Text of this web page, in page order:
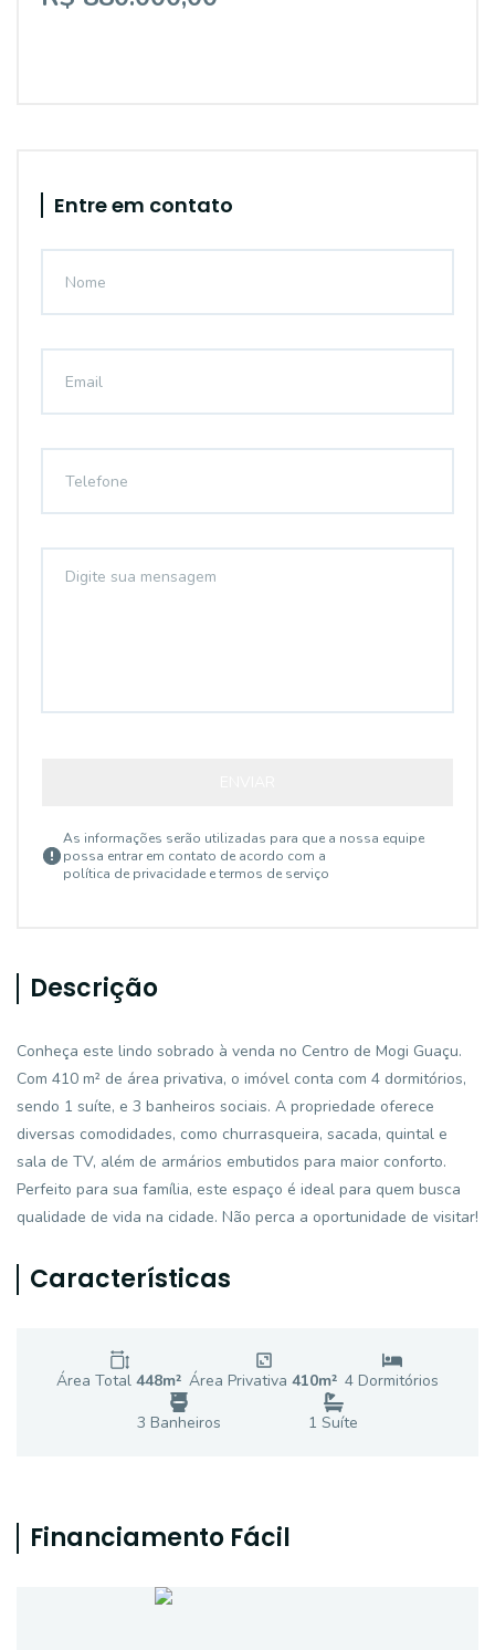
Entre em contato
As informações serão utilizadas para que a nossa equipe
possa entrar em contato de acordo com a
política de privacidade e termos de serviço
Descrição
Conheça este lindo sobrado à venda no Centro de Mogi Guaçu.
Com 410 m² de área privativa, o imóvel conta com 4 dormitórios,
sendo 1 suíte, e 3 banheiros sociais. A propriedade oferece
diversas comodidades, como churrasqueira, sacada, quintal e
sala de TV, além de armários embutidos para maior conforto.
Perfeito para sua família, este espaço é ideal para quem busca
qualidade de vida na cidade. Não perca a oportunidade de visitar!
Características
Área Total 448m² Área Privativa 410m² 4 Dormitórios
3 Banheiros 1 Suíte
Financiamento Fácil